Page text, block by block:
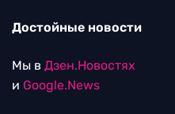
Достойные новости
Мы в Дзен.Новостях
и Google.News